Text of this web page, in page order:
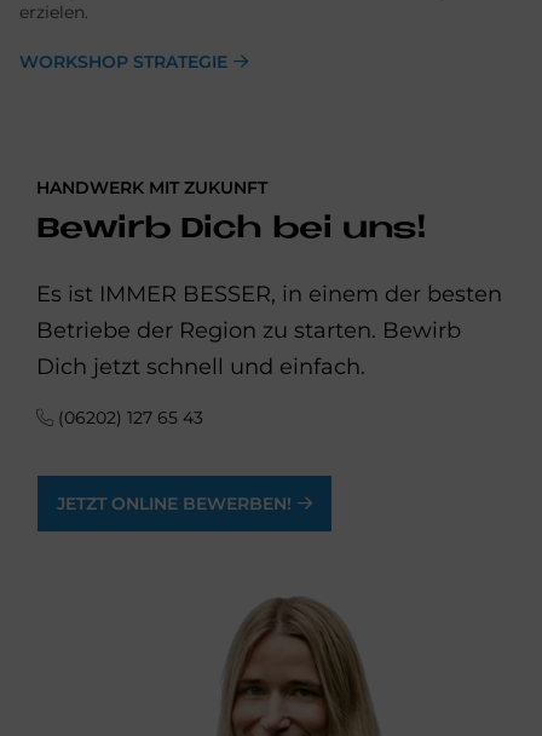
erzielen.
WORKSHOP STRATEGIE
HANDWERK MIT ZUKUNFT
Bewirb Dich bei uns!
Es ist IMMER BESSER, in einem der besten
Betriebe der Region zu starten. Bewirb
Dich jetzt schnell und einfach.
(06202) 127 65 43
JETZT ONLINE BEWERBEN!